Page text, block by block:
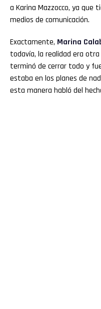
a Karina Mazzocco, ya que
medios de comunicación.
Exactamente, Marina
todavía, la realidad era
terminó de cerrar todo y
estaba en los planes de
esta manera habló del